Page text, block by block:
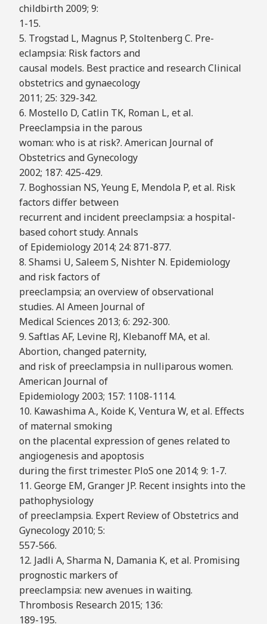
childbirth 2009; 9:
1-15.
5. Trogstad L, Magnus P, Stoltenberg C. Pre-
eclampsia: Risk factors and
causal models. Best practice and research Clinical
obstetrics and gynaecology
2011; 25: 329-342.
6. Mostello D, Catlin TK, Roman L, et al.
Preeclampsia in the parous
woman: who is at risk?. American Journal of
Obstetrics and Gynecology
2002; 187: 425-429.
7. Boghossian NS, Yeung E, Mendola P, et al. Risk
factors differ between
recurrent and incident preeclampsia: a hospital-
based cohort study. Annals
of Epidemiology 2014; 24: 871-877.
8. Shamsi U, Saleem S, Nishter N. Epidemiology
and risk factors of
preeclampsia; an overview of observational
studies. Al Ameen Journal of
Medical Sciences 2013; 6: 292-300.
9. Saftlas AF, Levine RJ, Klebanoff MA, et al.
Abortion, changed paternity,
and risk of preeclampsia in nulliparous women.
American Journal of
Epidemiology 2003; 157: 1108-1114.
10. Kawashima A., Koide K, Ventura W, et al. Effects
of maternal smoking
on the placental expression of genes related to
angiogenesis and apoptosis
during the first trimester. PloS one 2014; 9: 1-7.
11. George EM, Granger JP. Recent insights into the
pathophysiology
of preeclampsia. Expert Review of Obstetrics and
Gynecology 2010; 5:
557-566.
12. Jadli A, Sharma N, Damania K, et al. Promising
prognostic markers of
preeclampsia: new avenues in waiting.
Thrombosis Research 2015; 136:
189-195.